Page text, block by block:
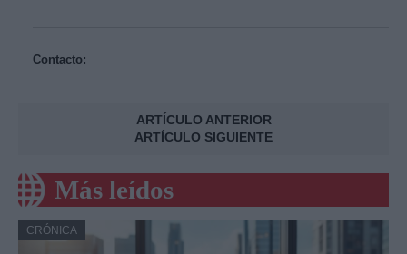
Contacto:
ARTÍCULO ANTERIOR
ARTÍCULO SIGUIENTE
Más leídos
CRÓNICA